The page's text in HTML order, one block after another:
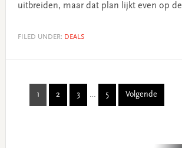
uitbreiden, maar dat plan lijkt even op de
FILED UNDER: DEALS
Page
1 Page
2 Page
3
Interim
pages
… Page
5 Volgende